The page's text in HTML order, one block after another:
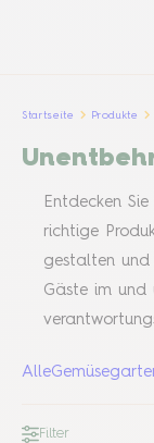
Startseite Produkte
Entdecken
richtige
gestalten und
Gäste im und
Alle
Filter